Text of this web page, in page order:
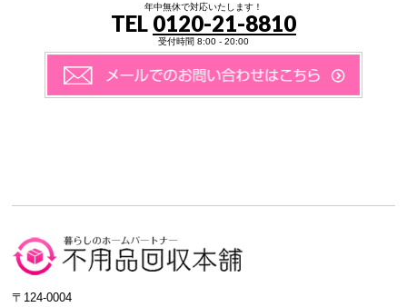
年中無休で対応いたします！
TEL 0120-21-8810
受付時間 8:00 - 20:00
〒124-0004